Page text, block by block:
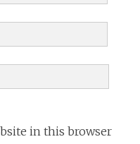
in this browser